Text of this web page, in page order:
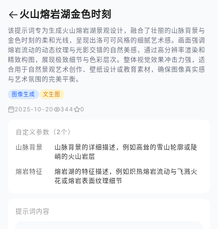
← 火山熔岩湖金色时刻
该提示词专为生成火山熔岩湖景观设计，融合了壮丽的山脉背景与
金色时刻的柔和光线，呈现出洛可可风格的细腻艺术感。画面强调
熔岩流动的动态纹理与光影交错的自然美感，通过高分辨率渲染和
精致构图，展现极致细节与色彩层次。整体视觉效果冲击力强，适
合用于自然景观艺术创作、壁纸设计或教育素材，确保图像真实感
与艺术氛围的完美平衡。
图像生成 文生图
2025-10-20 344 0
自定义参数（2个）
山脉背景
山脉背景的详细描述，例如高耸的雪山轮廓或陡
峭的火山岩层
熔岩特征
熔岩湖的特征描述，例如炽热熔岩流动与飞溅火
花或熔岩表面纹理细节
提示词内容